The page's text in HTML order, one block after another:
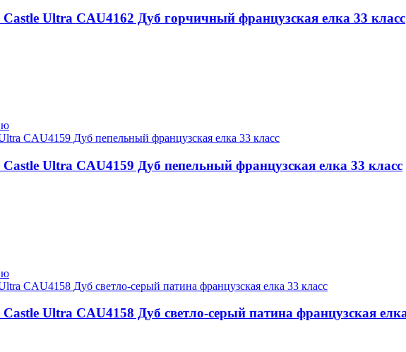
Ultra CAU4162 Дуб горчичный французская елка 33 класс
Ultra CAU4159 Дуб пепельный французская елка 33 класс
Ultra CAU4158 Дуб светло-серый патина французская